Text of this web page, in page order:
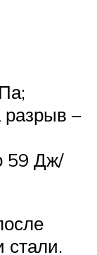
разрыв –
59 Дж/
стали.